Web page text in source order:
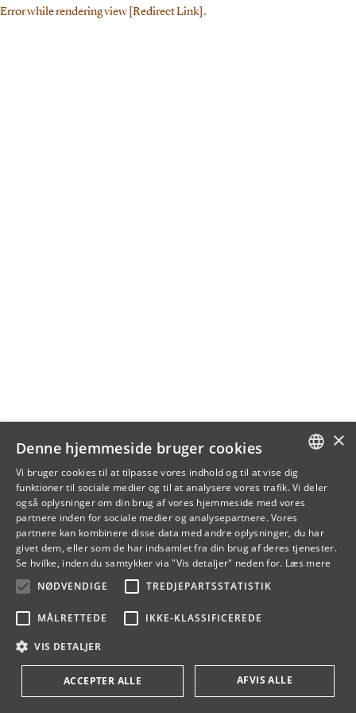
Error while rendering view [Redirect Link].
DANISH
DANISH
×
Denne hjemmeside bruger cookies
Vi bruger cookies til at tilpasse vores indhold og til at vise dig
funktioner til sociale medier og til at analysere vores trafik. Vi deler
også oplysninger om din brug af vores hjemmeside med vores
partnere inden for sociale medier og analysepartnere. Vores
partnere kan kombinere disse data med andre oplysninger, du har
givet dem, eller som de har indsamlet fra din brug af deres tjenester.
Se hvilke, inden du samtykker via "Vis detaljer" neden for. Læs mere
NØDVENDIGE
TREDJEPARTSSTATISTIK
MÅLRETTEDE IKKE-KLASSIFICEREDE
VIS DETALJER
ACCEPTER ALLE AFVIS ALLE